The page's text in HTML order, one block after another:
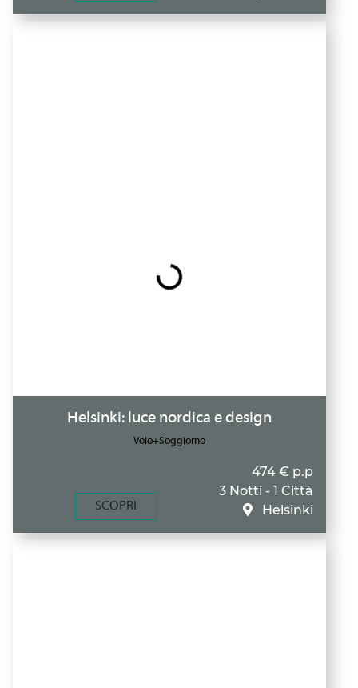
Helsinki: luce nordica e design
Volo+Soggiorno
SCOPRI
474 € p.p
3 Notti - 1 Città
Helsinki